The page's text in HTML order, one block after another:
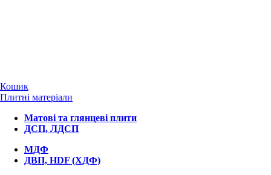
Кошик
Плитні матеріали
Матові та глянцеві плити
ДСП, ЛДСП
МДФ
ДВП, HDF (ХДФ)